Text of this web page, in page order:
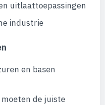
uitlaattoepassingen
industrie
en basen
de juiste